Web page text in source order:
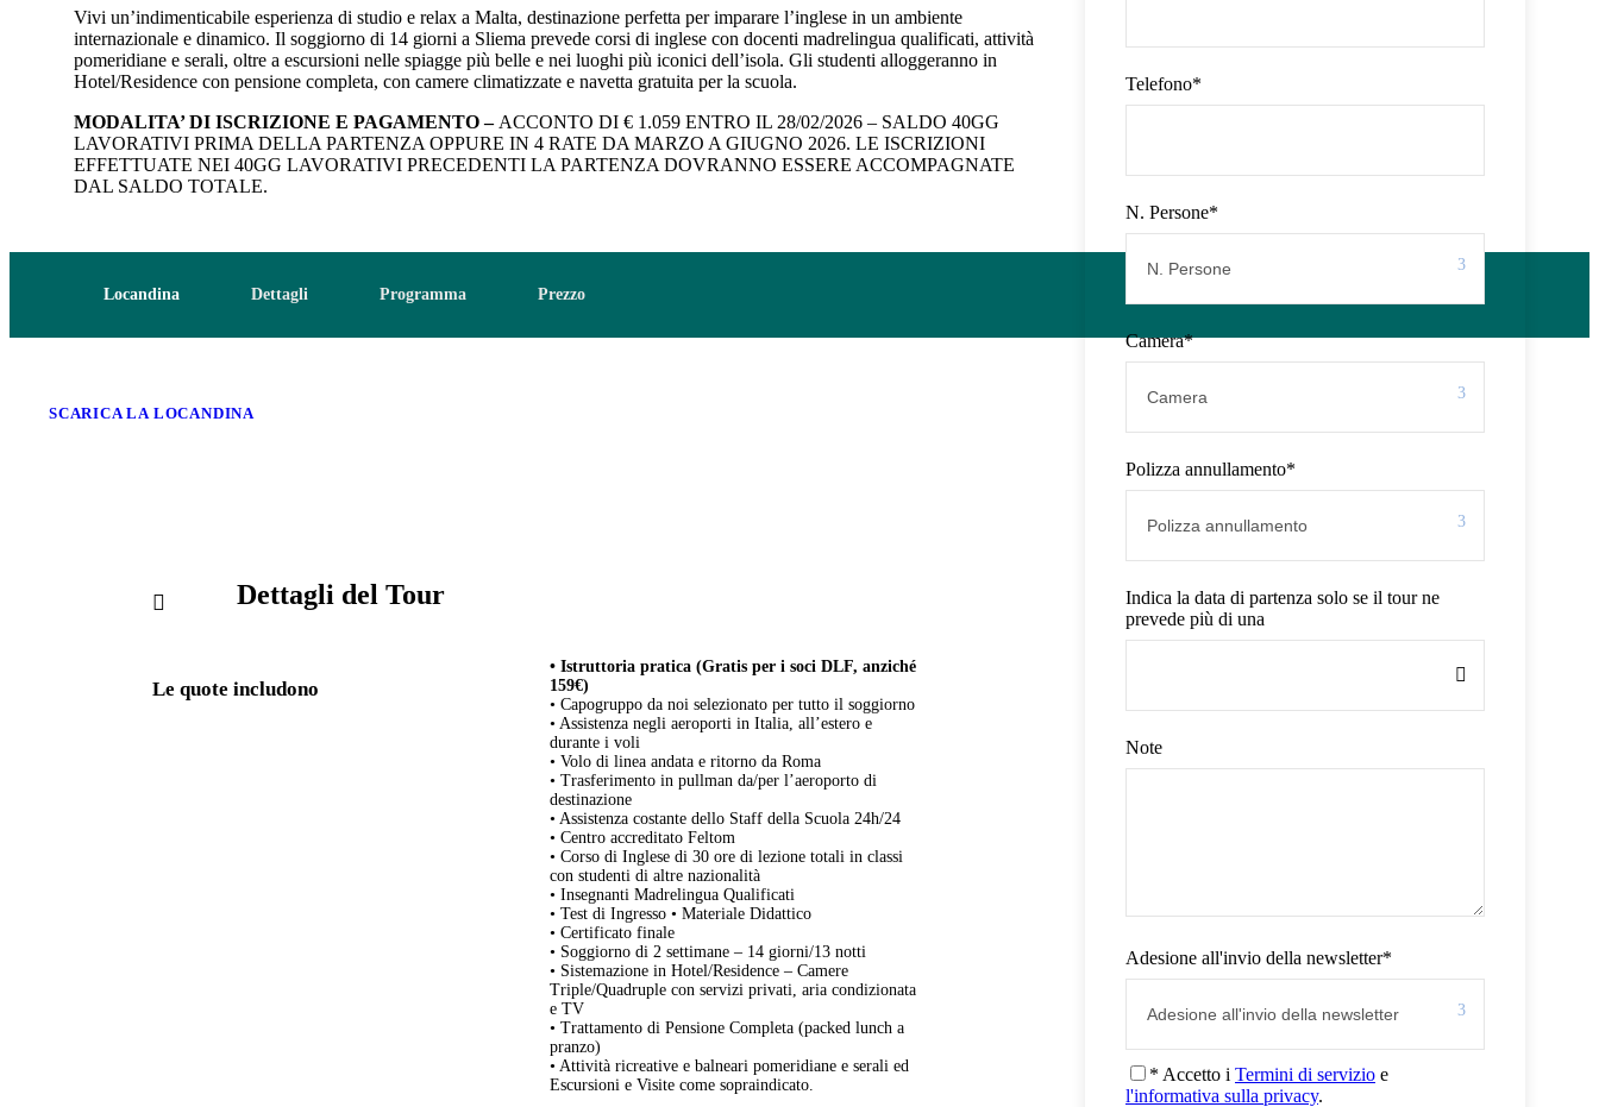
Telefono*
N. Persone*
Camera*
Polizza annullamento*
Indica la data di partenza solo se il tour ne
prevede più di una
Note
Adesione all'invio della newsletter*
* Accetto i Termini di servizio e
l'informativa sulla privacy.
Vivi un’indimenticabile esperienza di studio e relax a Malta, destinazione perfetta per imparare l’inglese in un ambiente
internazionale e dinamico. Il soggiorno di 14 giorni a Sliema prevede corsi di inglese con docenti madrelingua qualificati, attività
pomeridiane e serali, oltre a escursioni nelle spiagge più belle e nei luoghi più iconici dell’isola. Gli studenti alloggeranno in
Hotel/Residence con pensione completa, con camere climatizzate e navetta gratuita per la scuola.
MODALITA’ DI ISCRIZIONE E PAGAMENTO – ACCONTO DI € 1.059 ENTRO IL 28/02/2026 – SALDO 40GG
LAVORATIVI PRIMA DELLA PARTENZA OPPURE IN 4 RATE DA MARZO A GIUGNO 2026. LE ISCRIZIONI
EFFETTUATE NEI 40GG LAVORATIVI PRECEDENTI LA PARTENZA DOVRANNO ESSERE ACCOMPAGNATE
DAL SALDO TOTALE.
Locandina Dettagli Programma Prezzo
SCARICA LA LOCANDINA
Dettagli del Tour
Le quote includono
• Istruttoria pratica (Gratis per i soci DLF, anziché
159€)
• Capogruppo da noi selezionato per tutto il soggiorno
• Assistenza negli aeroporti in Italia, all’estero e
durante i voli
• Volo di linea andata e ritorno da Roma
• Trasferimento in pullman da/per l’aeroporto di
destinazione
• Assistenza costante dello Staff della Scuola 24h/24
• Centro accreditato Feltom
• Corso di Inglese di 30 ore di lezione totali in classi
con studenti di altre nazionalità
• Insegnanti Madrelingua Qualificati
• Test di Ingresso • Materiale Didattico
• Certificato finale
• Soggiorno di 2 settimane – 14 giorni/13 notti
• Sistemazione in Hotel/Residence – Camere
Triple/Quadruple con servizi privati, aria condizionata
e TV
• Trattamento di Pensione Completa (packed lunch a
pranzo)
• Attività ricreative e balneari pomeridiane e serali ed
Escursioni e Visite come sopraindicato.